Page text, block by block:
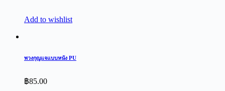
Add to wishlist
พวงกุญแจแบบหนัง PU
฿85.00